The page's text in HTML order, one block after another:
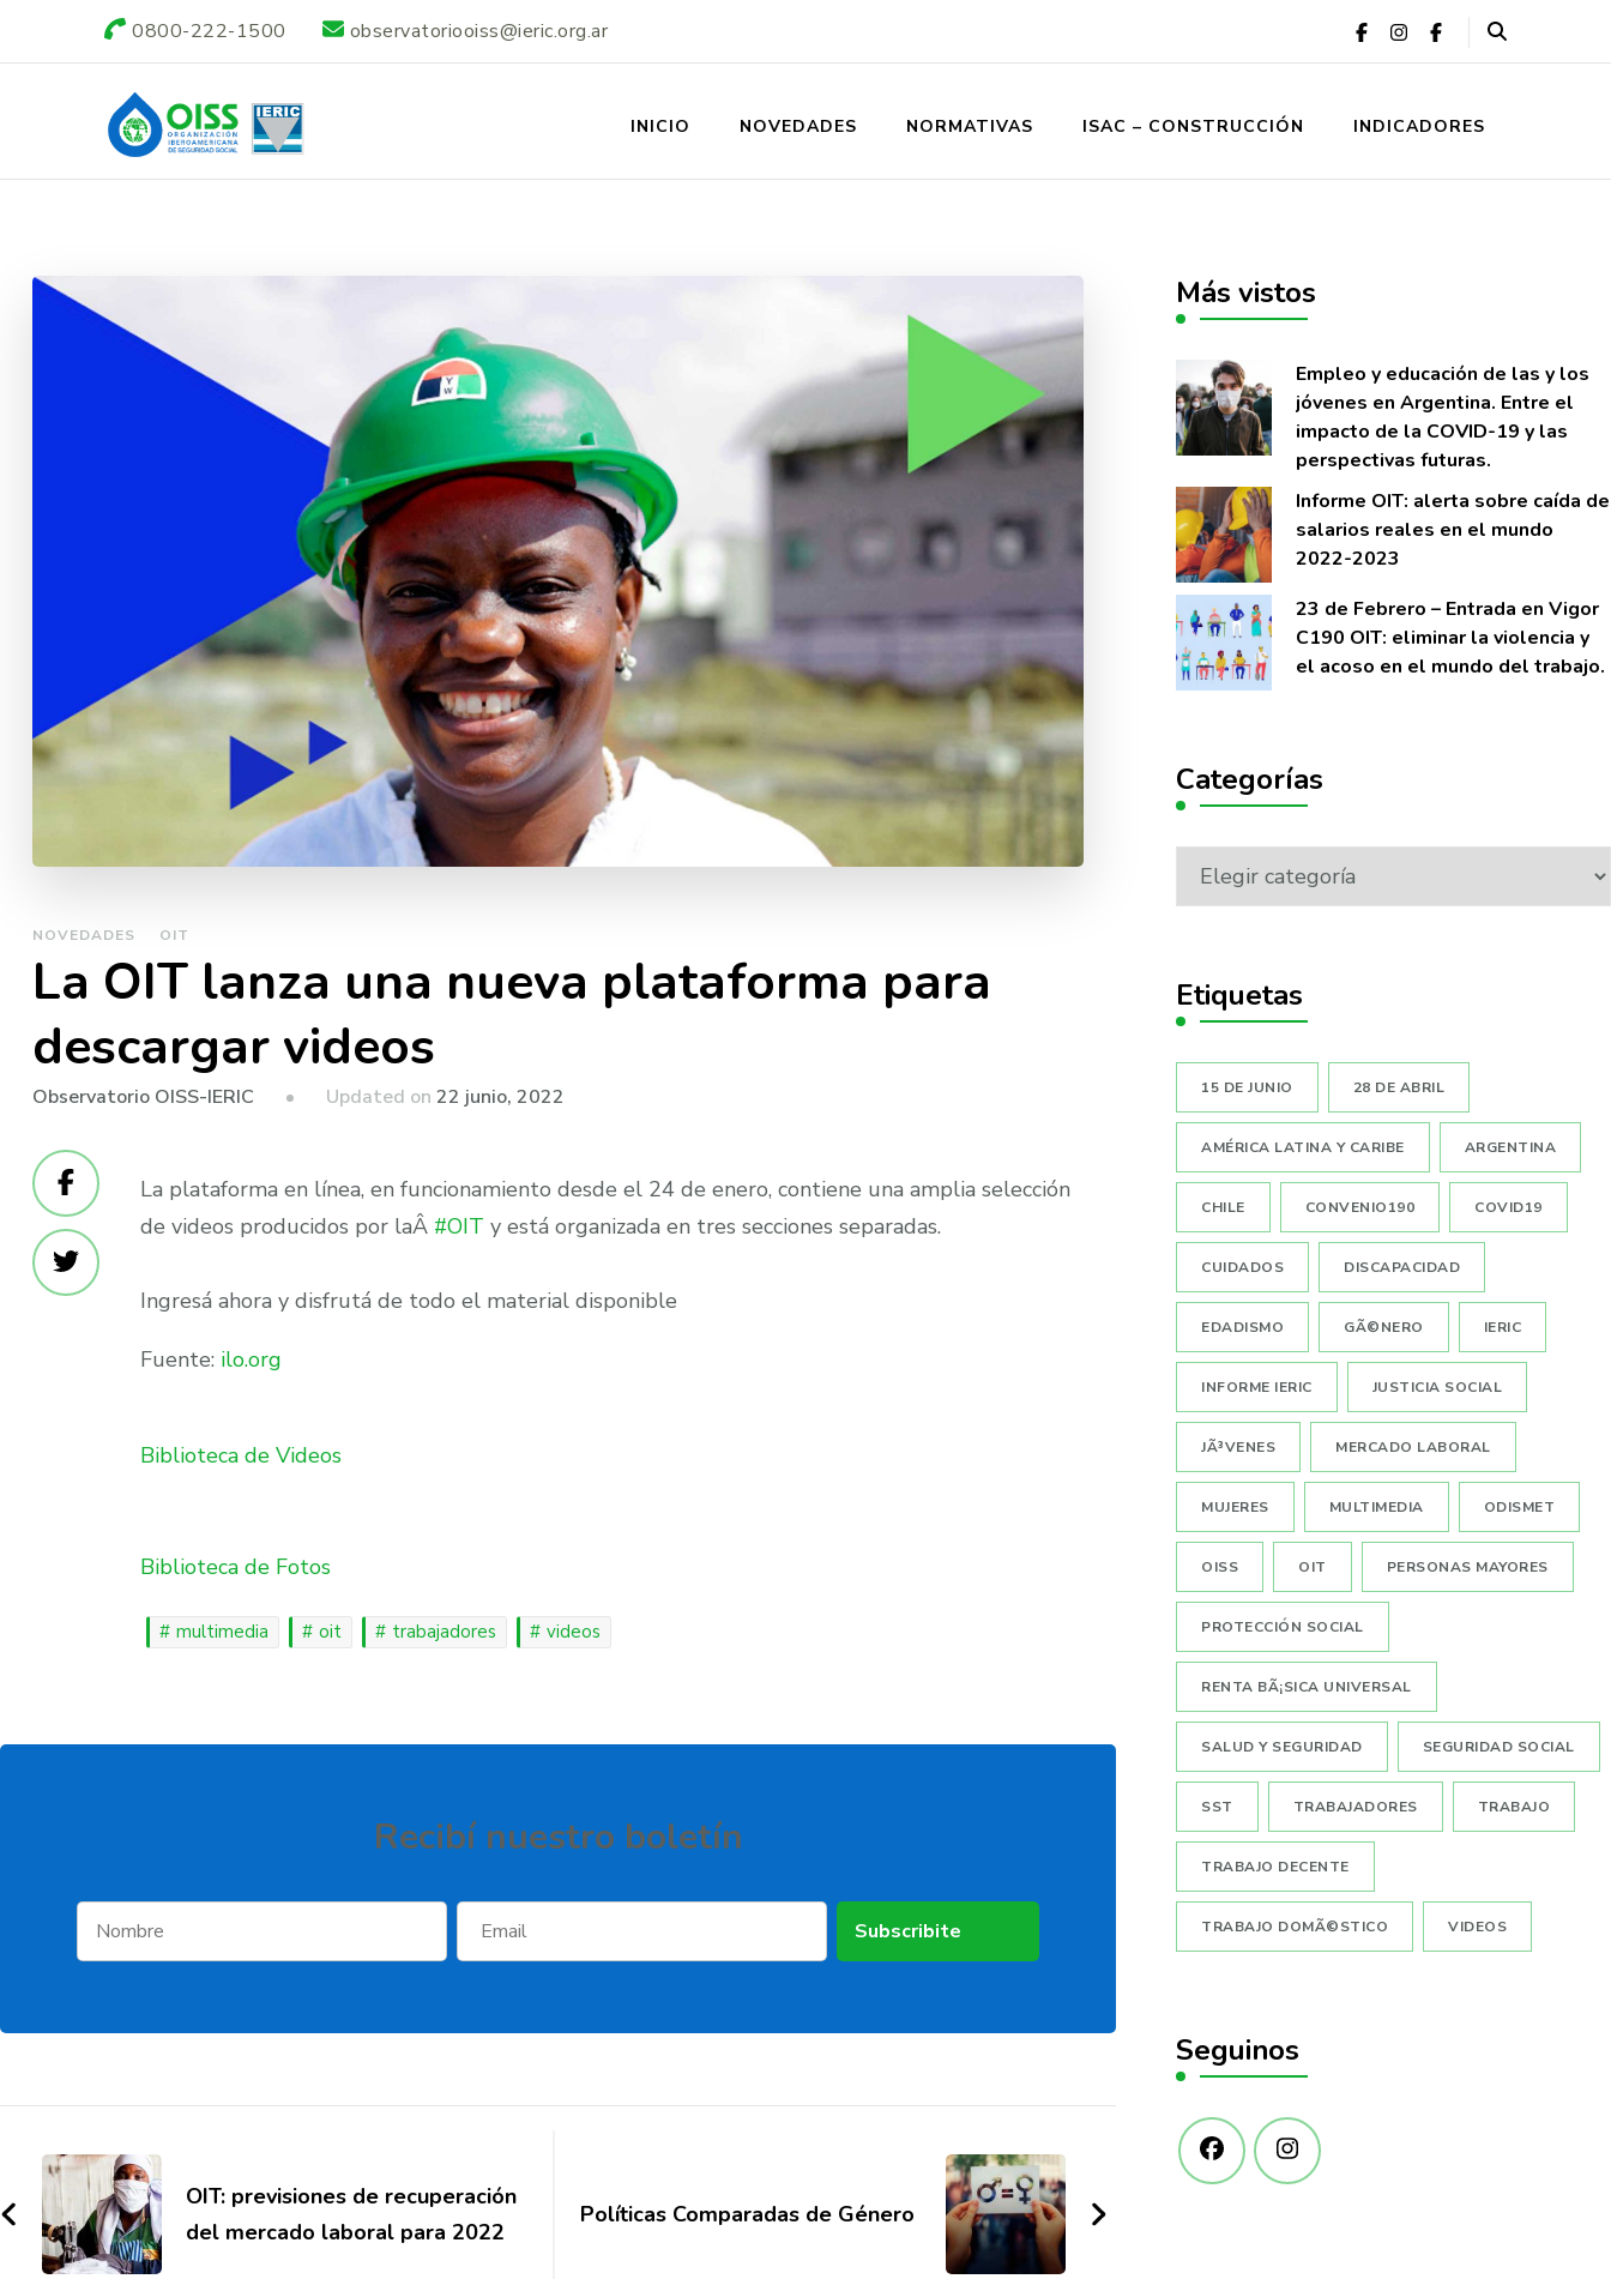
0800-222-1500 observatoriooiss@ieric.org.ar
Observatorio OISS-IERIC
INICIO NOVEDADES NORMATIVAS ISAC – CONSTRUCCIÓN INDICADORES
NOVEDADES OIT
La OIT lanza una nueva plataforma para
descargar videos
Observatorio OISS-IERIC Updated on 22 junio, 2022
La plataforma en lí­nea, en funcionamiento desde el 24 de enero, contiene una amplia selección
de videos producidos por laÂ #OIT y está organizada en tres secciones separadas.
Ingresá ahora y disfrutá de todo el material disponible
Fuente: ilo.org
Biblioteca de Videos
Biblioteca de Fotos
multimedia oit trabajadores videos
Recibí­ nuestro boletí­n
OIT: previsiones de recuperación
del mercado laboral para 2022
Polí­ticas Comparadas de Género
Más vistos
Empleo y educación de las y los
jóvenes en Argentina. Entre el
impacto de la COVID-19 y las
perspectivas futuras.
Informe OIT: alerta sobre caí­da de
salarios reales en el mundo
2022-2023
23 de Febrero – Entrada en Vigor
C190 OIT: eliminar la violencia y
el acoso en el mundo del trabajo.
Categorías
Etiquetas
15 DE JUNIO 28 DE ABRIL
AMÉRICA LATINA Y CARIBE ARGENTINA
CHILE CONVENIO190 COVID19
CUIDADOS DISCAPACIDAD
EDADISMO GÃ©NERO IERIC
INFORME IERIC JUSTICIA SOCIAL
JÃ³VENES MERCADO LABORAL
MUJERES MULTIMEDIA ODISMET
OISS OIT PERSONAS MAYORES
PROTECCIÓN SOCIAL
RENTA BÃ¡SICA UNIVERSAL
SALUD Y SEGURIDAD SEGURIDAD SOCIAL
SST TRABAJADORES TRABAJO
TRABAJO DECENTE
TRABAJO DOMÃ©STICO VIDEOS
Seguinos